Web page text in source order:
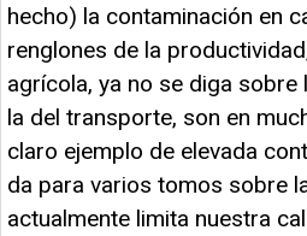
hecho) la contaminación en
renglones de la
agrícola, ya no se diga sobre
la del transporte, son en
claro ejemplo de elevada
da para varios tomos sobre
actualmente limita nuestra